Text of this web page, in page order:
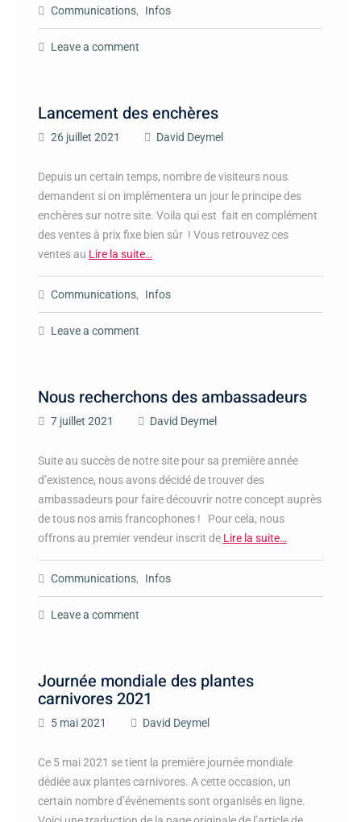
Communications, Infos
Leave a comment
Lancement des enchères
26 juillet 2021 David Deymel
Depuis un certain temps, nombre de visiteurs nous
demandent si on implémentera un jour le principe des
enchères sur notre site. Voila qui est fait en complément
des ventes à prix fixe bien sûr ! Vous retrouvez ces
ventes au Lire la suite…
Communications, Infos
Leave a comment
Nous recherchons des ambassadeurs
7 juillet 2021 David Deymel
Suite au succès de notre site pour sa première année
d’existence, nous avons décidé de trouver des
ambassadeurs pour faire découvrir notre concept auprès
de tous nos amis francophones ! Pour cela, nous
offrons au premier vendeur inscrit de Lire la suite…
Communications, Infos
Leave a comment
Journée mondiale des plantes
carnivores 2021
5 mai 2021 David Deymel
Ce 5 mai 2021 se tient la première journée mondiale
dédiée aux plantes carnivores. A cette occasion, un
certain nombre d’événements sont organisés en ligne.